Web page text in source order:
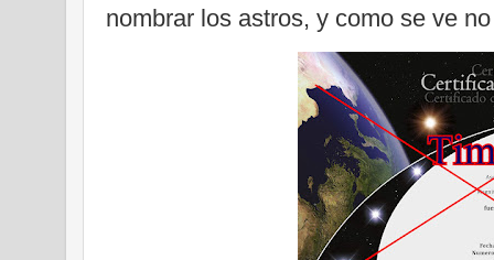
nombrar los astros, y como se ve